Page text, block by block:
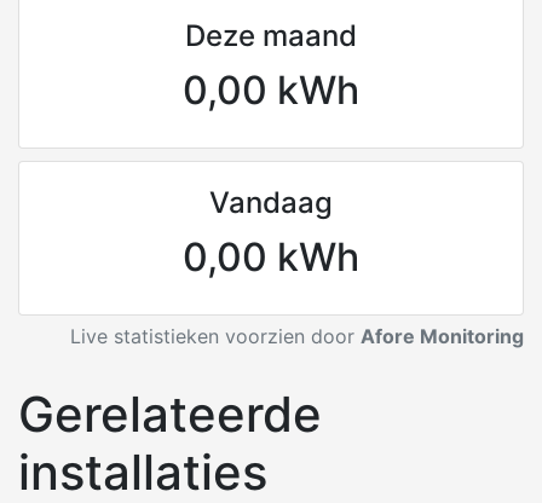
Deze maand
0,00 kWh
Vandaag
0,00 kWh
Live statistieken voorzien door Afore Monitoring
Gerelateerde
installaties